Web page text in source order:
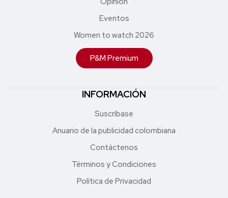
Eventos
Women to watch 2026
P&M Premium
INFORMACIÓN
Suscríbase
Anuario de la publicidad colombiana
Contáctenos
Términos y Condiciones
Política de Privacidad